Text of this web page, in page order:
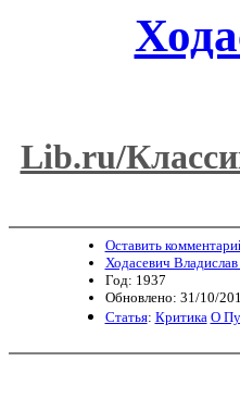
Lib.ru/
Оставить
Ходасевич
Год: 1937
Обновлено: 31/10/
Статья: Критика О